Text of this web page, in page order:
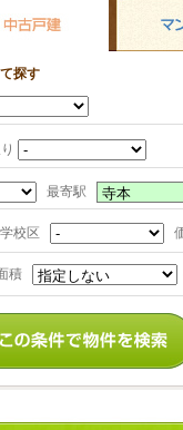
探す
最寄駅
校区
積